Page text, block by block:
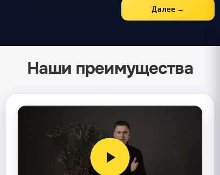
Далее →
Наши преимущества